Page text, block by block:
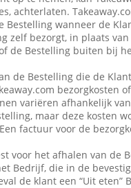
achterlaten.
Bestelling wanneer de
zelf bezorgt, in plaats
de Bestelling buiten bij
de Bestelling die de
bezorgkosten
variëren afhankelijk
maar deze kosten
factuur voor de
voor het afhalen van de
Bedrijf, die in de
de klant een “Uit